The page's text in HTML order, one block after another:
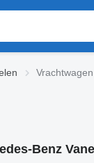
Benz